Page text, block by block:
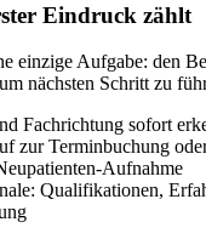
Eindruck zählt
einzige Aufgabe: den
nächsten Schritt zu
Fachrichtung sofort
zur Terminbuchung
Aufnahme
Qualifikationen,